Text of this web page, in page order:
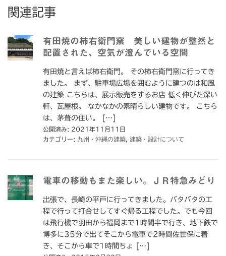
関連記事
有田焼の柿右衛門窯 美しい建物が整然と
配置された、空気が澄んでいる空間
有田焼と言えば柿右衛門。 その柿右衛門窯に行ってき
ました。 まず、駐車場広場を囲むように建つのは和風
の建築 こちらは、展示販売をするお店 低く伸びた深い
軒、瓦屋根。 なかなかの素晴らしい建物です。 こちら
は、茅葺の住い。 […]
公開済み: 2021年11月11日
カテゴリー: 九州・沖縄の建築 建築・設計について
電車の移動もまた楽しい。ＪＲ特急みどり
出張で、長崎の平戸に行ってきました。バタバタの工
程で行って打合せしてすぐ帰る工程でした。でも今回
は飛行機で羽田から福岡まで1時間半で行き、地下鉄で
博多に35分で出てそこから電車で2時間佐世保に着
き、そこから車で1時間ちょ […]